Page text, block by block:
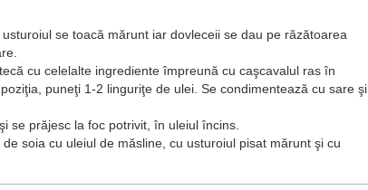
se toacă mărunt iar dovleceii se dau pe răzătoarea
cu celelalte ingrediente împreună cu caşcavalul ras în
puneţi 1-2 linguriţe de ulei. Se condimentează cu sare şi
se prăjesc la foc potrivit, în uleiul încins.
soia cu uleiul de măsline, cu usturoiul pisat mărunt şi cu